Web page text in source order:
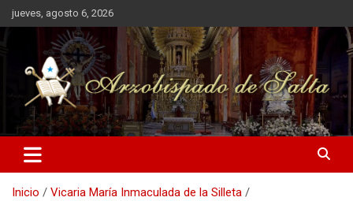
Saltar
al
contenido
jueves, agosto 6, 2026
Arzobispado de Salta
Arzobispado de Salta
Inicio
Vicaria María Inmaculada de la Silleta